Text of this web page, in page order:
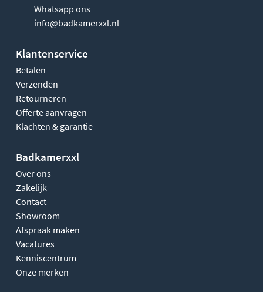
Whatsapp ons
info@badkamerxxl.nl
Klantenservice
Betalen
Verzenden
Retourneren
Offerte aanvragen
Klachten & garantie
Badkamerxxl
Over ons
Zakelijk
Contact
Showroom
Afspraak maken
Vacatures
Kenniscentrum
Onze merken